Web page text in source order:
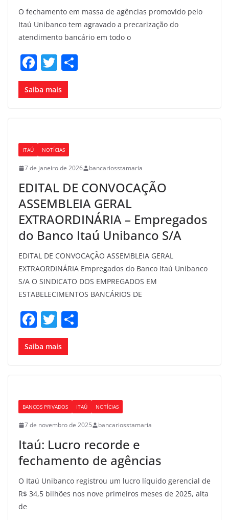
O fechamento em massa de agências promovido pelo
Itaú Unibanco tem agravado a precarização do
atendimento bancário em todo o
F
a
c
o
o
k
T
w
itt
Saiba mais
ITAÚ NOTÍCIAS
7 de janeiro de 2026 bancariosstamaria
EDITAL DE CONVOCAÇÃO
ASSEMBLEIA GERAL
EXTRAORDINÁRIA – Empregados
do Banco Itaú Unibanco S/A
EDITAL DE CONVOCAÇÃO ASSEMBLEIA GERAL
EXTRAORDINÁRIA Empregados do Banco Itaú Unibanco
S/A O SINDICATO DOS EMPREGADOS EM
ESTABELECIMENTOS BANCÁRIOS DE
F
a
c
o
o
k
T
w
itt
Saiba mais
BANCOS PRIVADOS ITAÚ NOTÍCIAS
7 de novembro de 2025 bancariosstamaria
Itaú: Lucro recorde e
fechamento de agências
O Itaú Unibanco registrou um lucro líquido gerencial de
R$ 34,5 bilhões nos nove primeiros meses de 2025, alta
de